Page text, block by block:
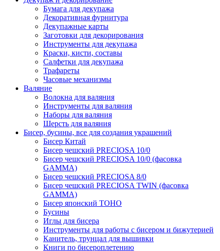
Бумага для декупажа
Декоративная фурнитура
Декупажные карты
Заготовки для декорирования
Инструменты для декупажа
Краски, кисти, составы
Салфетки для декупажа
Трафареты
Часовые механизмы
Валяние
Волокна для валяния
Инструменты для валяния
Наборы для валяния
Шерсть для валяния
Бисер, бусины, все для создания украшений
Бисер Китай
Бисер чешский PRECIOSA 10/0
Бисер чешский PRECIOSA 10/0 (фасовка
GAMMA)
Бисер чешский PRECIOSA 8/0
Бисер чешский PRECIOSA TWIN (фасовка
GAMMA)
Бисер японский TOHO
Бусины
Иглы для бисера
Инструменты для работы с бисером и бижутерией
Канитель, трунцал для вышивки
Книги по бисероплетению